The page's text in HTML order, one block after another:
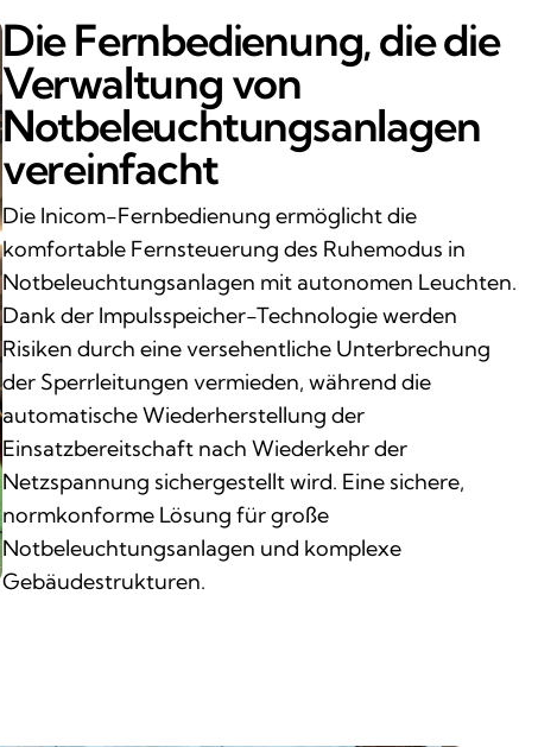
Die Fernbedienung, die die
Verwaltung von
Notbeleuchtungsanlagen
vereinfacht
Die Inicom-Fernbedienung ermöglicht die
komfortable Fernsteuerung des Ruhemodus in
Notbeleuchtungsanlagen mit autonomen Leuchten.
Dank der Impulsspeicher-Technologie werden
Risiken durch eine versehentliche Unterbrechung
der Sperrleitungen vermieden, während die
automatische Wiederherstellung der
Einsatzbereitschaft nach Wiederkehr der
Netzspannung sichergestellt wird. Eine sichere,
normkonforme Lösung für große
Notbeleuchtungsanlagen und komplexe
Gebäudestrukturen.